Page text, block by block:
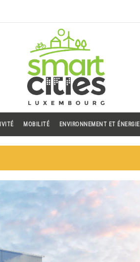
MOBILITÉ ENVIRONNEMENT ET ÉNERGIE